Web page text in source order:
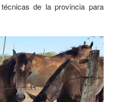
de la provincia para